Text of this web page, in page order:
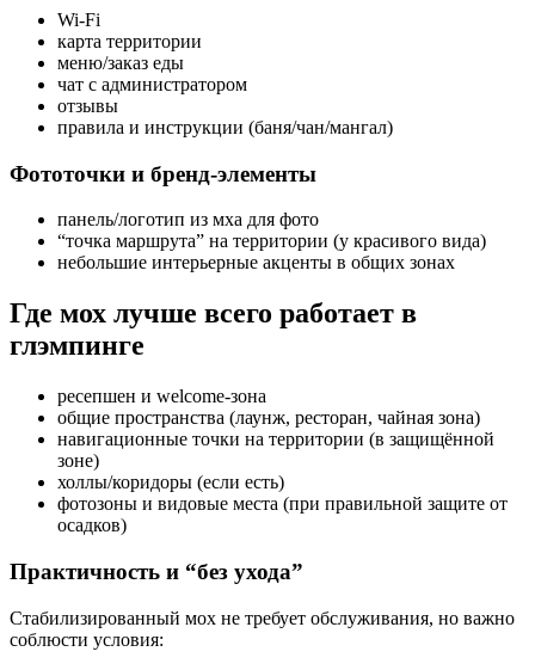
Wi-Fi
карта территории
меню/заказ еды
чат с администратором
отзывы
правила и инструкции (баня/чан/мангал)
Фототочки и бренд-элементы
панель/логотип из мха для фото
“точка маршрута” на территории (у красивого вида)
небольшие интерьерные акценты в общих зонах
Где мох лучше всего работает в
глэмпинге
ресепшен и welcome-зона
общие пространства (лаунж, ресторан, чайная зона)
навигационные точки на территории (в защищённой
зоне)
холлы/коридоры (если есть)
фотозоны и видовые места (при правильной защите от
осадков)
Практичность и “без ухода”
Стабилизированный мох не требует обслуживания, но важно
соблюсти условия: